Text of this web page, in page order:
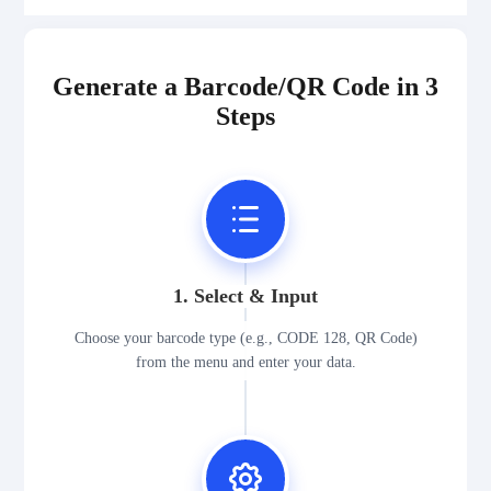
GS1 2D Codes
Generate a Barcode/QR Code in 3
Steps
1. Select & Input
Choose your barcode type (e.g., CODE 128, QR Code)
from the menu and enter your data.